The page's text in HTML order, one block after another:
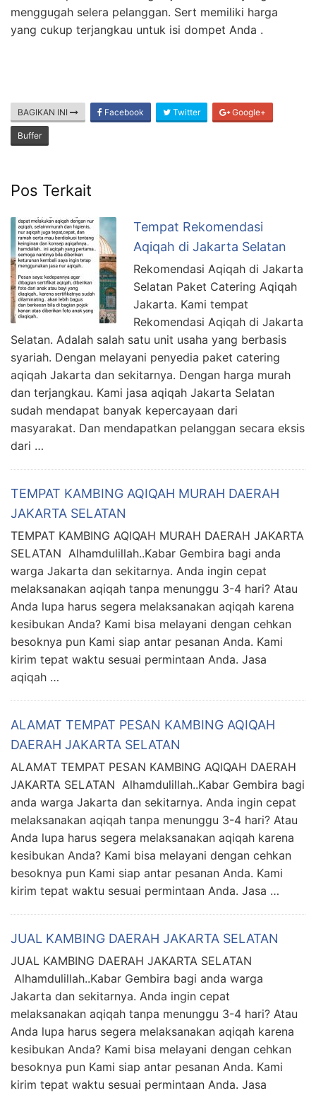
menggugah selera pelanggan. Sert memiliki harga
yang cukup terjangkau untuk isi dompet Anda .
BAGIKAN INI Facebook Twitter Google+
Buffer
Pos Terkait
Tempat Rekomendasi
Aqiqah di Jakarta Selatan
Rekomendasi Aqiqah di Jakarta
Selatan Paket Catering Aqiqah
Jakarta. Kami tempat
Rekomendasi Aqiqah di Jakarta
Selatan. Adalah salah satu unit usaha yang berbasis
syariah. Dengan melayani penyedia paket catering
aqiqah Jakarta dan sekitarnya. Dengan harga murah
dan terjangkau. Kami jasa aqiqah Jakarta Selatan
sudah mendapat banyak kepercayaan dari
masyarakat. Dan mendapatkan pelanggan secara eksis
dari …
TEMPAT KAMBING AQIQAH MURAH DAERAH
JAKARTA SELATAN
TEMPAT KAMBING AQIQAH MURAH DAERAH JAKARTA
SELATAN Alhamdulillah..Kabar Gembira bagi anda
warga Jakarta dan sekitarnya. Anda ingin cepat
melaksanakan aqiqah tanpa menunggu 3-4 hari? Atau
Anda lupa harus segera melaksanakan aqiqah karena
kesibukan Anda? Kami bisa melayani dengan cehkan
besoknya pun Kami siap antar pesanan Anda. Kami
kirim tepat waktu sesuai permintaan Anda. Jasa
aqiqah …
ALAMAT TEMPAT PESAN KAMBING AQIQAH
DAERAH JAKARTA SELATAN
ALAMAT TEMPAT PESAN KAMBING AQIQAH DAERAH
JAKARTA SELATAN Alhamdulillah..Kabar Gembira bagi
anda warga Jakarta dan sekitarnya. Anda ingin cepat
melaksanakan aqiqah tanpa menunggu 3-4 hari? Atau
Anda lupa harus segera melaksanakan aqiqah karena
kesibukan Anda? Kami bisa melayani dengan cehkan
besoknya pun Kami siap antar pesanan Anda. Kami
kirim tepat waktu sesuai permintaan Anda. Jasa …
JUAL KAMBING DAERAH JAKARTA SELATAN
JUAL KAMBING DAERAH JAKARTA SELATAN
Alhamdulillah..Kabar Gembira bagi anda warga
Jakarta dan sekitarnya. Anda ingin cepat
melaksanakan aqiqah tanpa menunggu 3-4 hari? Atau
Anda lupa harus segera melaksanakan aqiqah karena
kesibukan Anda? Kami bisa melayani dengan cehkan
besoknya pun Kami siap antar pesanan Anda. Kami
kirim tepat waktu sesuai permintaan Anda. Jasa